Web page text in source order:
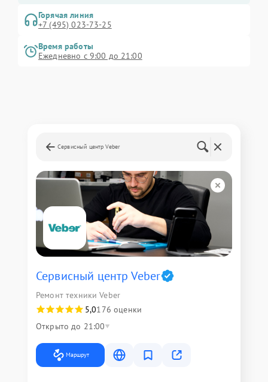
Горячая линия
+7 (495) 023-73-25
Время работы
Ежедневно с 9:00 до 21:00
Сервисный центр Veber
Сервисный центр Veber
Ремонт техники Veber
5,0176 оценки
Открыто до 21:00
Маршрут